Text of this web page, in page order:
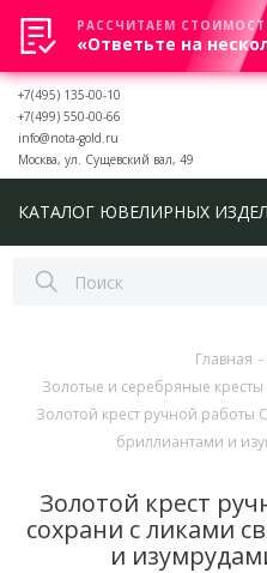
+7(495) 135-00-10
+7(499) 550-00-66
info@nota-gold.ru
Москва, ул. Сущевский вал, 49
КАТАЛОГ ЮВЕЛИРНЫХ
Главная -
Золотые и серебряные
Золотой крест ручной работы
бриллиантами и
Золотой крест
сохрани с ликами
и
РАССЧИТАЕМ
«Ответьте на